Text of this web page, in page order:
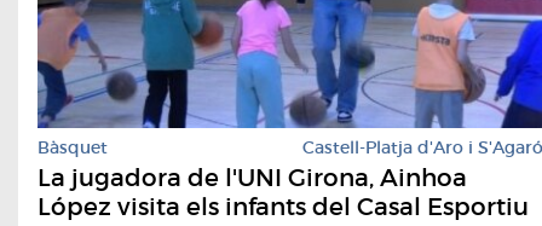
Bàsquet Castell-Platja d'Aro i S'Agaró
La jugadora de l'UNI Girona, Ainhoa
López visita els infants del Casal Esportiu